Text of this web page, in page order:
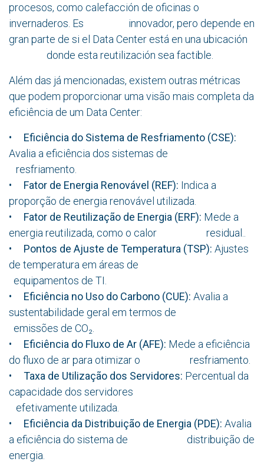
procesos, como calefacción de oficinas o
invernaderos. Es innovador, pero depende en
gran parte de si el Data Center está en una ubicación
donde esta reutilización sea factible.
Além das já mencionadas, existem outras métricas
que podem proporcionar uma visão mais completa da
eficiência de um Data Center:
• Eficiência do Sistema de Resfriamento (CSE):
Avalia a eficiência dos sistemas de
resfriamento.
• Fator de Energia Renovável (REF): Indica a
proporção de energia renovável utilizada.
• Fator de Reutilização de Energia (ERF): Mede a
energia reutilizada, como o calor residual..
• Pontos de Ajuste de Temperatura (TSP): Ajustes
de temperatura em áreas de
equipamentos de TI.
• Eficiência no Uso do Carbono (CUE): Avalia a
sustentabilidade geral em termos de
emissões de CO₂.
• Eficiência do Fluxo de Ar (AFE): Mede a eficiência
do fluxo de ar para otimizar o resfriamento.
• Taxa de Utilização dos Servidores: Percentual da
capacidade dos servidores
efetivamente utilizada.
• Eficiência da Distribuição de Energia (PDE): Avalia
a eficiência do sistema de distribuição de
energia.